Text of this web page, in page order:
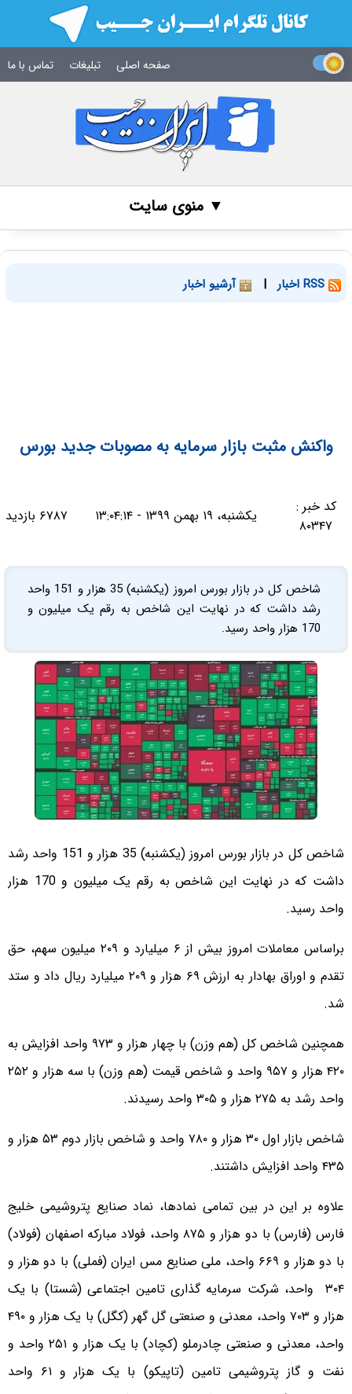
صفحه اصلی تبلیغات تماس با ما
▼ منوی سایت
| آرشیو اخبار
واکنش مثبت بازار سرمایه به مصوبات جدید بورس
کد خبر :
۸۰۳۴۷
یکشنبه، ۱۹ بهمن ۱۳۹۹ - ۱۳:۰۴:۱۴ ۶۷۸۷ بازدید
شاخص کل در بازار بورس امروز (یکشنبه) 35 هزار و 151 واحد
رشد داشت که در نهایت این شاخص به رقم یک میلیون و
170 هزار واحد رسید.
شاخص کل در بازار بورس امروز (یکشنبه) 35 هزار و 151 واحد رشد
داشت که در نهایت این شاخص به رقم یک میلیون و 170 هزار
واحد رسید.
براساس معاملات امروز بیش از ۶ میلیارد و ۲۰۹ میلیون سهم، حق
تقدم و اوراق بهادار به ارزش ۶۹ هزار و ۲۰۹ میلیارد ریال داد و ستد
شد.
همچنین شاخص کل (هم وزن) با چهار هزار و ۹۷۳ واحد افزایش به
۴۲۰ هزار و ۹۵۷ واحد و شاخص قیمت (هم وزن) با سه هزار و ۲۵۲
واحد رشد به ۲۷۵ هزار و ۳۰۵ واحد رسیدند.
شاخص بازار اول ۳۰ هزار و ۷۸۰ واحد و شاخص بازار دوم ۵۳ هزار و
۴۳۵ واحد افزایش داشتند.
علاوه بر این در بین تمامی نمادها، نماد صنایع پتروشیمی خلیج
فارس (فارس) با دو هزار و ۸۷۵ واحد، فولاد مبارکه اصفهان (فولاد)
با دو هزار و ۶۶۹ واحد، ملی صنایع مس ایران (فملی) با دو هزار و
۳۰۴ واحد، شرکت سرمایه گذاری تامین اجتماعی (شستا) با یک
هزار و ۷۰۳ واحد، معدنی و صنعتی گل گهر (کگل) با یک هزار و ۴۹۰
واحد، معدنی و صنعتی چادرملو (کچاد) با یک هزار و ۲۵۱ واحد و
نفت و گاز پتروشیمی تامین (تاپیکو) با یک هزار و ۶۱ واحد